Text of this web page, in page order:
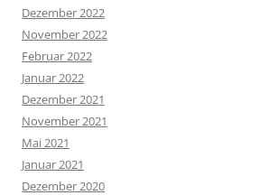
Dezember 2022
November 2022
Februar 2022
Januar 2022
Dezember 2021
November 2021
Mai 2021
Januar 2021
Dezember 2020